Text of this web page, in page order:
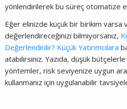
yönlendirilerek bu süreç otomatize
Eğer elinizde küçük bir birikim varsa
değerlendireceğinizi bilmiyorsanız,
Değerlendirilir? Küçük Yatırımcılara
atabilirsiniz. Yazıda, düşük
yöntemler, risk seviyenize uygun
kullanmanız için uygulanabilir